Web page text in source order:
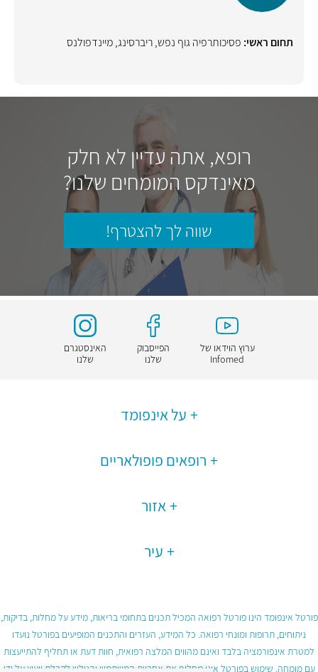
תחום ראשי: פסיכותרפיה גוף נפש,ריברסינג,מיינדפולנס
רופא, אתה עדיין לא חלק
מאינדקס המומחים שלנו?
שווה לך להצטרף!
ערוץ הוידאו של
Infomed
הפייסבוק
שלנו
האינסטגרם
שלנו
על אינפומד
רופאים פופולאריים
אזור
עיר
פורטל אינפומד הינו פורטל רפואה המכיל תכנים בתחומי בריאות, מידע על מחלות, בדיקות,
ניתוחים, תרופות ומונחי רפואה. כל המידע, העזרים והתכנים המופיעים בפורטל נועדו
למטרת אינפורמציה בלבד ואינם מהווים המלצה רפואית, חוות דעת או תחליף להתייעצות
עם מומחה. שימוש בפורטל אינו מחליף את אחריות המשתמש והגולש לקבלת ייעוץ על ידי